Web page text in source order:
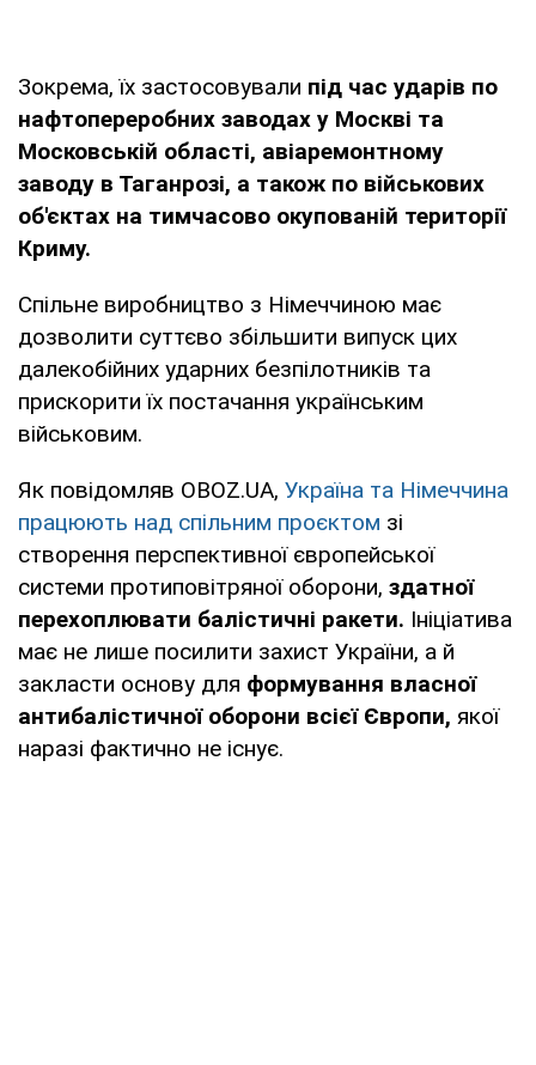
Зокрема, їх застосовували під час ударів по
нафтопереробних заводах у Москві та
Московській області, авіаремонтному
заводу в Таганрозі, а також по військових
об'єктах на тимчасово окупованій території
Криму.
Спільне виробництво з Німеччиною має
дозволити суттєво збільшити випуск цих
далекобійних ударних безпілотників та
прискорити їх постачання українським
військовим.
Як повідомляв OBOZ.UA, Україна та Німеччина
працюють над спільним проєктом зі
створення перспективної європейської
системи протиповітряної оборони, здатної
перехоплювати балістичні ракети. Ініціатива
має не лише посилити захист України, а й
закласти основу для формування власної
антибалістичної оборони всієї Європи, якої
наразі фактично не існує.